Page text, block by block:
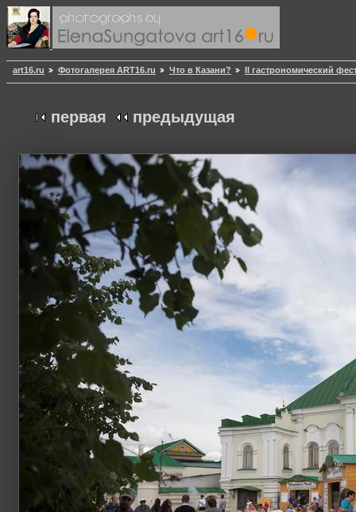
art16.ru Фотогалерея ART16.ru Что в Казани? II гастрономический
первая предыдущая